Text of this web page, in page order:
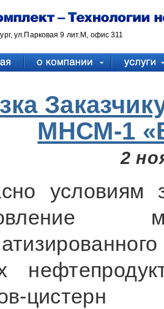
ул.Парковая 9 лит.М, офис 311
МНСМ-1
2
условиям